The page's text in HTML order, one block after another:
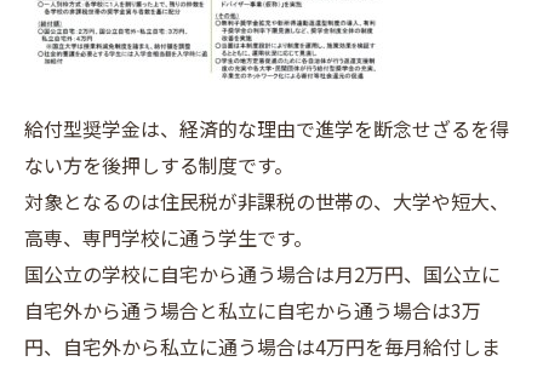
給付型奨学金は、経済的な理由で進学を断念せざるを得
ない方を後押しする制度です。
対象となるのは住民税が非課税の世帯の、大学や短大、
高専、専門学校に通う学生です。
国公立の学校に自宅から通う場合は月2万円、国公立に
自宅外から通う場合と私立に自宅から通う場合は3万
円、自宅外から私立に通う場合は4万円を毎月給付しま